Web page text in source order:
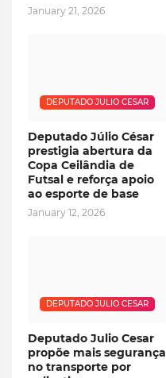
January 21, 2026
DEPUTADO JULIO CESAR
Deputado Júlio César
prestigia abertura da
Copa Ceilândia de
Futsal e reforça apoio
ao esporte de base
January 12, 2026
DEPUTADO JULIO CESAR
Deputado Julio Cesar
propõe mais segurança
no transporte por